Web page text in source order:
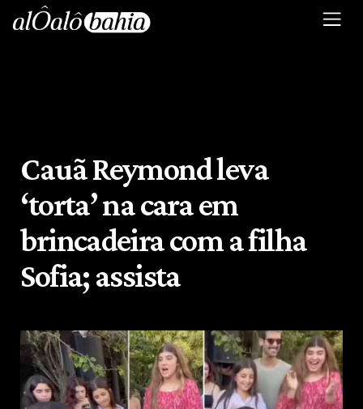
Cauã Reymond leva
‘torta’ na cara em
brincadeira com a filha
Sofia; assista